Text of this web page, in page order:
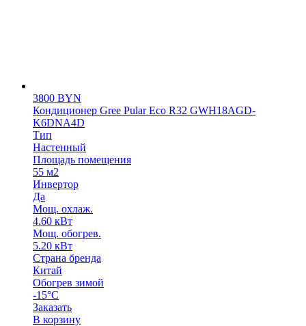
3800 BYN
Кондиционер Gree Pular Eco R32 GWH18AGD-
K6DNA4D
Тип
Настенный
Площадь помещения
55 м2
Инвертор
Да
Мощ. охлаж.
4.60 кВт
Мощ. обогрев.
5.20 кВт
Страна бренда
Китай
Обогрев зимой
-15°С
Заказать
В корзину